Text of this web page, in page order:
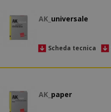
AK_ universale
Scheda tecnica
AK_ paper